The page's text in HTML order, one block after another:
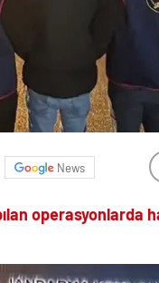
News
operasyonlarda